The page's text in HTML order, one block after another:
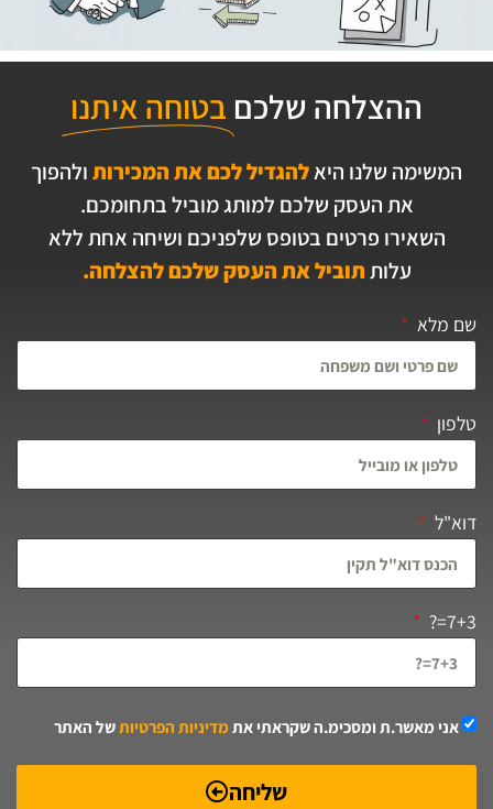
ההצלחה שלכם בטוחה איתנו
המשימה שלנו היאלהגדיל לכם את המכירותולהפוך
את העסק שלכם למותג מוביל בתחומכם.
השאירו פרטים בטופס שלפניכם ושיחה אחת ללא
עלותתוביל את העסק שלכם להצלחה.
שם מלא
טלפון
דוא"ל
7+3=?
אני מאשר.ת ומסכימ.ה שקראתי את מדיניות הפרטיותשל האתר
שליחה